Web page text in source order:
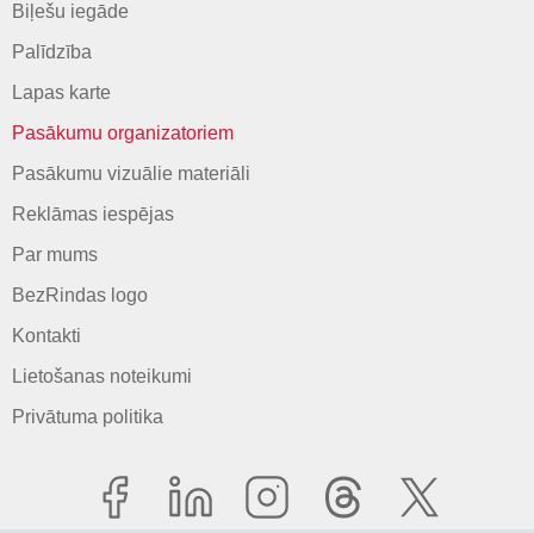
Biļešu iegāde
Palīdzība
Lapas karte
Pasākumu organizatoriem
Pasākumu vizuālie materiāli
Reklāmas iespējas
Par mums
BezRindas logo
Kontakti
Lietošanas noteikumi
Privātuma politika